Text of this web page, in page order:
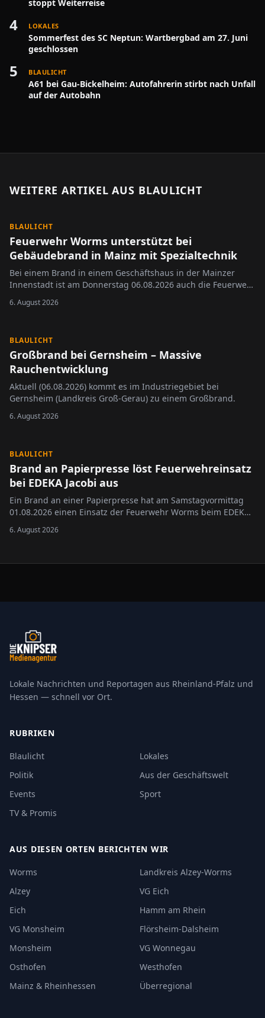
stoppt Weiterreise
4 LOKALES
Sommerfest des SC Neptun: Wartbergbad am 27. Juni
geschlossen
5 BLAULICHT
A61 bei Gau-Bickelheim: Autofahrerin stirbt nach Unfall
auf der Autobahn
WEITERE ARTIKEL AUS BLAULICHT
BLAULICHT
Feuerwehr Worms unterstützt bei
Gebäudebrand in Mainz mit Spezialtechnik
Bei einem Brand in einem Geschäftshaus in der Mainzer
Innenstadt ist am Donnerstag 06.08.2026 auch die Feuerwehr
6. August 2026
BLAULICHT
Großbrand bei Gernsheim – Massive
Rauchentwicklung
Aktuell (06.08.2026) kommt es im Industriegebiet bei
Gernsheim (Landkreis Groß-Gerau) zu einem Großbrand.
6. August 2026
BLAULICHT
Brand an Papierpresse löst Feuerwehreinsatz
bei EDEKA Jacobi aus
Ein Brand an einer Papierpresse hat am Samstagvormittag
01.08.2026 einen Einsatz der Feuerwehr Worms beim EDEKA
6. August 2026
Lokale Nachrichten und Reportagen aus Rheinland-Pfalz und
Hessen — schnell vor Ort.
RUBRIKEN
Blaulicht
Lokales
Politik
Aus der Geschäftswelt
Events
Sport
TV & Promis
AUS DIESEN ORTEN BERICHTEN WIR
Worms
Landkreis Alzey-Worms
Alzey
VG Eich
Eich
Hamm am Rhein
VG Monsheim
Flörsheim-Dalsheim
Monsheim
VG Wonnegau
Osthofen
Westhofen
Mainz & Rheinhessen
Überregional